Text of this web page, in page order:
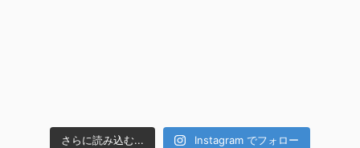
さらに読み込む... Instagram でフォロー